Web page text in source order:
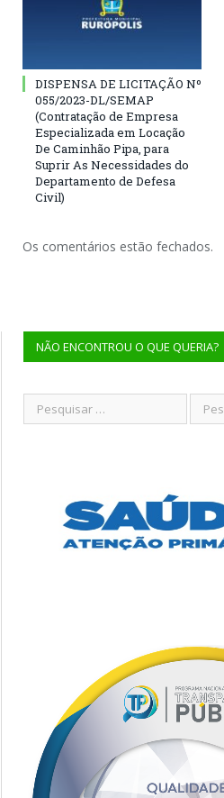
DISPENSA DE LICITAÇÃO Nº
055/2023-DL/SEMAP
(Contratação de Empresa
Especializada em Locação
De Caminhão Pipa, para
Suprir As Necessidades do
Departamento de Defesa
Civil)
Os comentários estão fechados.
NÃO ENCONTROU O QUE QUERIA?